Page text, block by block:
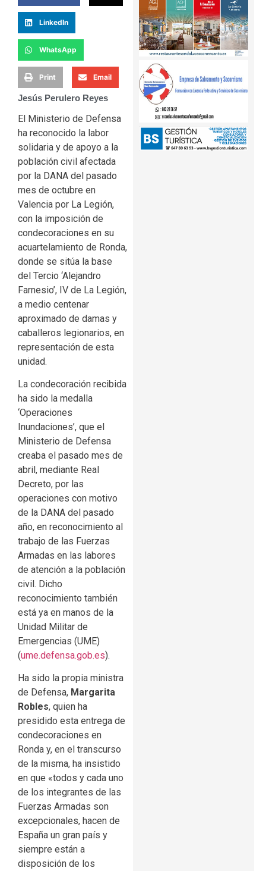
LinkedIn
WhatsApp
Print Email
Jesús Perulero Reyes
El Ministerio de Defensa
ha reconocido la labor
solidaria y de apoyo a la
población civil afectada
por la DANA del pasado
mes de octubre en
Valencia por La Legión,
con la imposición de
condecoraciones en su
acuartelamiento de Ronda,
donde se sitúa la base
del Tercio ‘Alejandro
Farnesio’, IV de La Legión,
a medio centenar
aproximado de damas y
caballeros legionarios, en
representación de esta
unidad.
La condecoración recibida
ha sido la medalla
‘Operaciones
Inundaciones’, que el
Ministerio de Defensa
creaba el pasado mes de
abril, mediante Real
Decreto, por las
operaciones con motivo
de la DANA del pasado
año, en reconocimiento al
trabajo de las Fuerzas
Armadas en las labores
de atención a la población
civil. Dicho
reconocimiento también
está ya en manos de la
Unidad Militar de
Emergencias (UME)
(ume.defensa.gob.es).
Ha sido la propia ministra
de Defensa, Margarita
Robles, quien ha
presidido esta entrega de
condecoraciones en
Ronda y, en el transcurso
de la misma, ha insistido
en que «todos y cada uno
de los integrantes de las
Fuerzas Armadas son
excepcionales, hacen de
España un gran país y
siempre están a
disposición de los